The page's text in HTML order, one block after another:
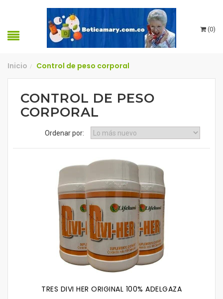
(0)
Inicio / Control de peso corporal
CONTROL DE PESO
CORPORAL
Ordenar por:
TRES DIVI HER ORIGINAL 100% ADELGAZA